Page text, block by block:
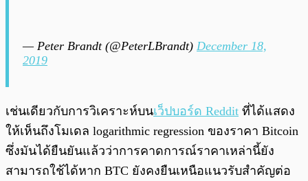
— Peter Brandt (@PeterLBrandt) December 18,
2019
เช่นเดียวกับการวิเคราะห์บนเว็ปบอร์ด Reddit ที่ได้แสดง
ให้เห็นถึงโมเดล logarithmic regression ของราคา Bitcoin
ซึ่งมันได้ยืนยันแล้วว่าการคาดการณ์ราคาเหล่านี้ยัง
สามารถใช้ได้หาก BTC ยังคงยืนเหนือแนวรับสำคัญต่อ